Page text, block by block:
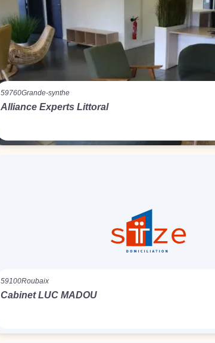
59760Grande-synthe
Alliance Experts Littoral
59100Roubaix
Cabinet LUC MADOU